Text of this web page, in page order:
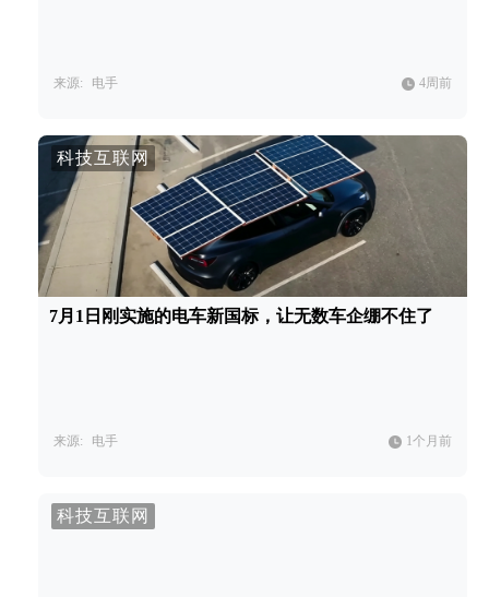
来源: 电手 4周前
科技互联网
7月1日刚实施的电车新国标，让无数车企绷不住了
来源: 电手 1个月前
科技互联网